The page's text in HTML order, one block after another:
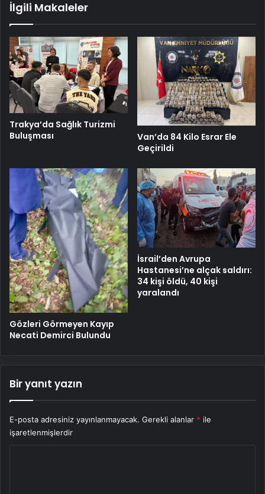
İlgili Makaleler
Trakya’da Sağlık Turizmi
Buluşması
Van’da 84 Kilo Esrar Ele
Geçirildi
Gözleri Görmeyen Kayıp
Necati Demirci Bulundu
İsrail’den Avrupa
Hastanesi’ne alçak saldırı:
34 kişi öldü, 40 kişi
yaralandı
Bir yanıt yazın
E-posta adresiniz yayınlanmayacak. Gerekli alanlar * ile
işaretlenmişlerdir